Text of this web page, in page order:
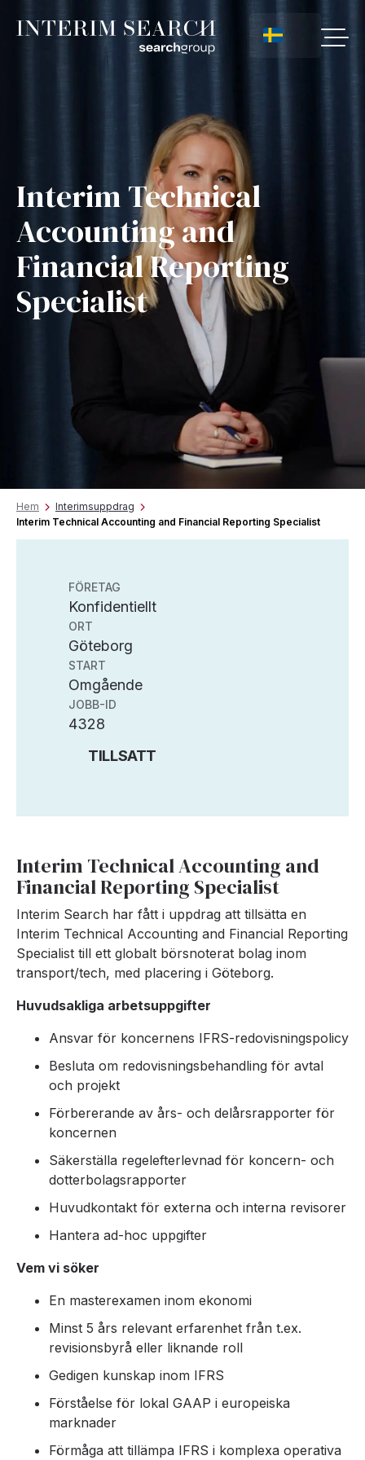
Interim Technical
Accounting and
Financial Reporting
Specialist
Hem
Interimsuppdrag
Interim Technical Accounting and Financial Reporting Specialist
FÖRETAG
Konfidentiellt
ORT
Göteborg
START
Omgående
JOBB-ID
4328
TILLSATT
Interim Technical Accounting and
Financial Reporting Specialist
Interim Search har fått i uppdrag att tillsätta en
Interim Technical Accounting and Financial Reporting
Specialist till ett globalt börsnoterat bolag inom
transport/tech, med placering i Göteborg.
Huvudsakliga arbetsuppgifter
Ansvar för koncernens IFRS-redovisningspolicy
Besluta om redovisningsbehandling för avtal
och projekt
Förbererande av års- och delårsrapporter för
koncernen
Säkerställa regelefterlevnad för koncern- och
dotterbolagsrapporter
Huvudkontakt för externa och interna revisorer
Hantera ad-hoc uppgifter
Vem vi söker
En masterexamen inom ekonomi
Minst 5 års relevant erfarenhet från t.ex.
revisionsbyrå eller liknande roll
Gedigen kunskap inom IFRS
Förståelse för lokal GAAP i europeiska
marknader
Förmåga att tillämpa IFRS i komplexa operativa